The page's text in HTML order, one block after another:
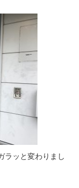
ラッと変わりまし